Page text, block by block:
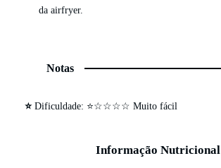
da airfryer.
Notas
⭐Dificuldade: ⭐☆☆☆☆ Muito fácil
Informação Nutricional